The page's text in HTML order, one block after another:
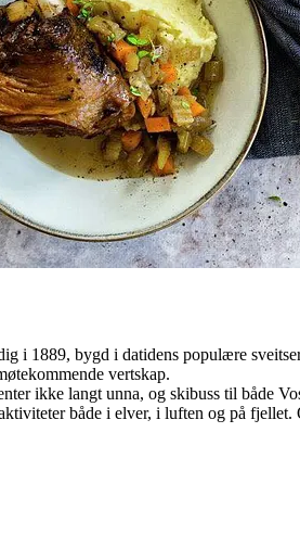
i 1889, bygd i datidens populære
vertskap.
ikke langt unna, og skibuss til både
både i elver, i luften og på